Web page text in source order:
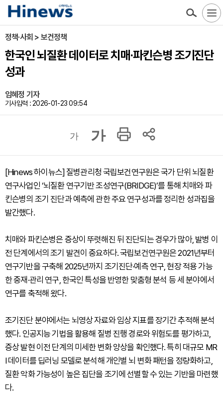
정책·사회 > 보건정책
한국인 뇌질환 데이터로 치매·파킨슨병 조기진단
성과
임혜정 기자
기사입력 : 2026-01-23 09:54
가 가
[Hinews 하이뉴스] 질병관리청 국립보건연구원은 국가 단위 뇌질환
연구사업인 ‘뇌질환 연구기반 조성연구(BRIDGE)’를 통해 치매와 파
킨슨병의 조기 진단과 예측에 관한 주요 연구성과를 정리한 성과집을
발간했다.
치매와 파킨슨병은 증상이 뚜렷해진 뒤 진단되는 경우가 많아, 발병 이
전 단계에서의 조기 발견이 중요하다. 국립보건연구원은 2021년부터
연구기반을 구축해 2025년까지 조기진단·예측 연구, 현장 적용 가능
한 중재·관리 연구, 한국인 특성을 반영한 맞춤형 분석 등 세 분야에서
연구를 축적해 왔다.
조기진단 분야에서는 뇌영상 자료와 임상 지표를 장기간 추적해 분석
했다. 인공지능 기법을 활용해 질병 진행 경로와 위험도를 평가하고,
증상 발현 이전 단계의 미세한 변화 양상을 확인했다. 특히 대규모 MR
I 데이터를 딥러닝 모델로 분석해 개인별 뇌 변화 패턴을 정량화하고,
질환 악화 가능성이 높은 집단을 조기에 선별할 수 있는 기반을 마련했
다.